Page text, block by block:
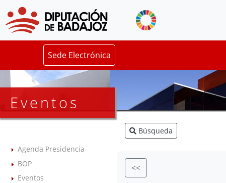
Sede Electrónica
Eventos
Agenda Presidencia
BOP
Eventos
Búsqueda
<<